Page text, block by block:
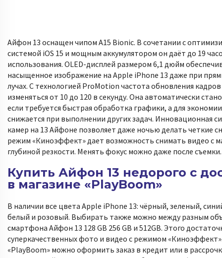
Айфон 13 оснащен чипом A15 Bionic. В сочетании c
системой iOS 15 и мощным аккумулятором он даёт до 19
использования. OLED-дисплей размером 6,1 дюйм
насыщенное изображение на Apple iPhone 13 даже при
лучах. С технологией ProMotion частота обновления
изменяться от 10 до 120 в секунду. Она автоматически
если требуется быстрая обработка графики, а для
снижается при выполнении других задач. Инновационная
камер на 13 Айфоне позволяет даже ночью делать четкие
режим «Киноэффект» дает возможность снимать видео с
глубиной резкости. Менять фокус можно даже после съемки.
Купить Айфон 13 недорого с
в магазине «PlayBoom»
В наличии все цвета Apple iPhone 13: чёрный, зеленый,
белый и розовый. Выбирать также можно между разным
смартфона Айфон 13 128 GB 256 GB и 512GB. Этого
суперкачественных фото и видео с режимом
«PlayBoom» можно оформить заказ в кредит или в